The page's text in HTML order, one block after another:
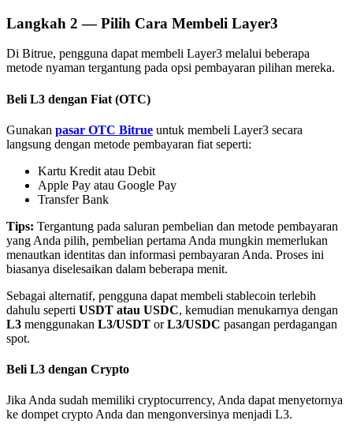
Pelajari Staking
Mitra Bitrue
Afiliasi Bitrue
Langkah 2 — Pilih Cara Membeli Layer3
Di Bitrue, pengguna dapat membeli Layer3 melalui beberapa
metode nyaman tergantung pada opsi pembayaran pilihan mereka.
Beli L3 dengan Fiat (OTC)
Gunakan pasar OTC Bitrue untuk membeli Layer3 secara
langsung dengan metode pembayaran fiat seperti:
Kartu Kredit atau Debit
Apple Pay atau Google Pay
Transfer Bank
Tips: Tergantung pada saluran pembelian dan metode pembayaran
yang Anda pilih, pembelian pertama Anda mungkin memerlukan
menautkan identitas dan informasi pembayaran Anda. Proses ini
biasanya diselesaikan dalam beberapa menit.
Sebagai alternatif, pengguna dapat membeli stablecoin terlebih
dahulu seperti USDT atau USDC, kemudian menukarnya dengan
L3 menggunakan L3/USDT orL3/USDC pasangan perdagangan
spot.
Beli L3 dengan Crypto
Jika Anda sudah memiliki cryptocurrency, Anda dapat menyetornya
ke dompet crypto Anda dan mengonversinya menjadi L3.